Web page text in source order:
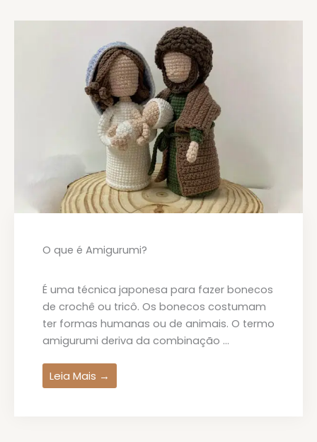
O que é Amigurumi?
É uma técnica japonesa para fazer bonecos
de crochê ou tricô. Os bonecos costumam
ter formas humanas ou de animais. O termo
amigurumi deriva da combinação ...
Leia Mais →